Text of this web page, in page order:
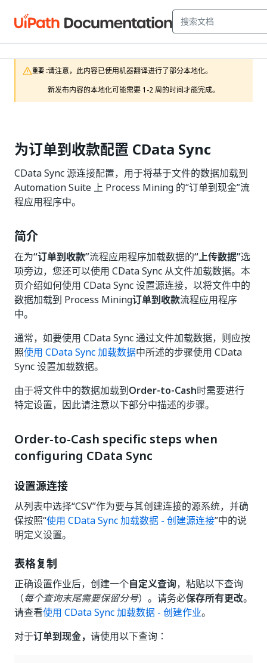
重要 :请注意，此内容已使用机器翻译进行了部分本地化。
新发布内容的本地化可能需要 1-2 周的时间才能完成。
为订单到收款配置 CData Sync
CData Sync 源连接配置，用于将基于文件的数据加载到
Automation Suite 上 Process Mining 的“订单到现金”流
程应用程序中。
简介
在为“订单到收款”流程应用程序加载数据的“上传数据”选
项旁边，您还可以使用 CData Sync 从文件加载数据。本
页介绍如何使用 CData Sync 设置源连接，以将文件中的
数据加载到 Process Mining订单到收款流程应用程序
中。
通常，如要使用 CData Sync 通过文件加载数据，则应按
照使用 CData Sync 加载数据中所述的步骤使用 CData
Sync 设置加载数据。
由于将文件中的数据加载到Order-to-Cash时需要进行
特定设置，因此请注意以下部分中描述的步骤。
Order-to-Cash specific steps when
configuring CData Sync
设置源连接
从列表中选择“CSV”作为要与其创建连接的源系统，并确
保按照“使用 CData Sync 加载数据 - 创建源连接”中的说
明定义设置。
表格复制
正确设置作业后，创建一个自定义查询，粘贴以下查询
（每个查询末尾需要保留分号）。请务必保存所有更改。
请查看使用 CData Sync 加载数据 - 创建作业。
对于订单到现金， 请使用以下查询：